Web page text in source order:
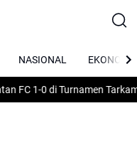
NASIONAL EKONOMI
1-0 di Turnamen Tarkam